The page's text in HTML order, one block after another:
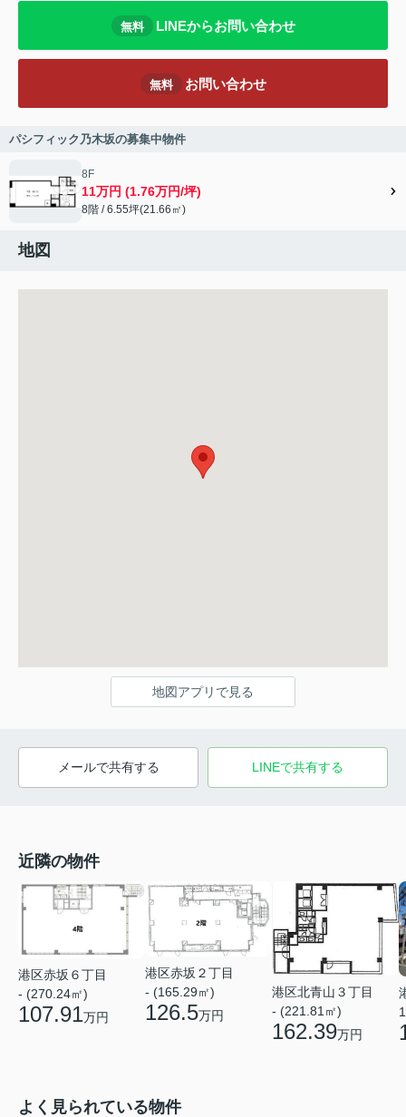
無料 LINEからお問い合わせ
無料 お問い合わせ
パシフィック乃木坂の募集中物件
8F
11万円 (1.76万円/坪)
8階 / 6.55坪(21.66㎡)
地図
地図アプリで見る
メールで共有する LINEで共有する
近隣の物件
港区赤坂６丁目
- (270.24㎡)
107.91万円
港区赤坂２丁目
- (165.29㎡)
126.5万円
港区北青山３丁目
- (221.81㎡)
162.39万円
よく見られている物件